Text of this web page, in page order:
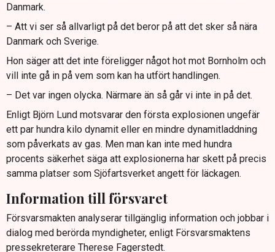
Danmark.
– Att vi ser så allvarligt på det beror på att det sker så nära
Danmark och Sverige.
Hon säger att det inte föreligger något hot mot Bornholm och
vill inte gå in på vem som kan ha utfört handlingen.
– Det var ingen olycka. Närmare än så går vi inte in på det.
Enligt Björn Lund motsvarar den första explosionen ungefär
ett par hundra kilo dynamit eller en mindre dynamitladdning
som påverkats av gas. Men man kan inte med hundra
procents säkerhet säga att explosionerna har skett på precis
samma platser som Sjöfartsverket angett för läckagen.
Information till försvaret
Försvarsmakten analyserar tillgänglig information och jobbar i
dialog med berörda myndigheter, enligt Försvarsmaktens
pressekreterare Therese Fagerstedt.